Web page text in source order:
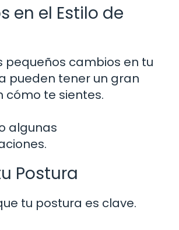
en el Estilo de
pequeños cambios en tu
pueden tener un gran
cómo te sientes.
algunas
Postura
tu postura es clave.